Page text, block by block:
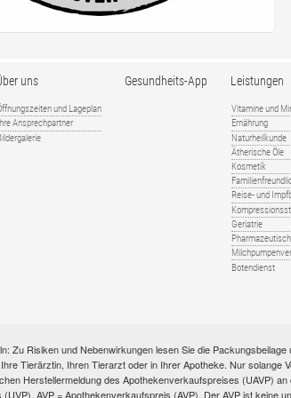
uns
und Lageplan
Ihre Ansprechpartner
Gesundheits-App Leistungen
Vitamine und
Ernährung
Naturheilkunde
Ätherische Öle
Kosmetik
Reise- und
Geriatrie
Botendienst
Zu Risiken und Nebenwirkungen lesen Sie die
Tierärztin, Ihren Tierarzt oder in Ihrer Apotheke. Nur
Herstellermeldung des Apothekenverkaufspreises (UAVP)
AVP = Apothekenverkaufspreis (AVP). Der AVP ist keine